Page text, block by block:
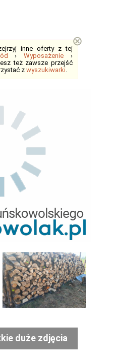
inne oferty z tej
›Wyposażenie ›
też zawsze przejść
z wyszukiwarki.
⊗
duże zdjęcia